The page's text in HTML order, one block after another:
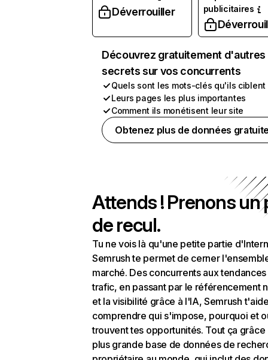
Déverrouiller
publicitaires
Découvrez gratuitement d'autres
secrets sur vos concurrents
Quels sont les mots-clés qu'ils ciblent
Leurs pages les plus importantes
Comment ils monétisent leur site
Obtenez plus de données
Attends ! Prenons un
de recul.
Tu ne vois là qu'une petite partie
Semrush te permet de cerner
marché. Des concurrents aux
trafic, en passant par le référencement
et la visibilité grâce à l'IA, Semrush
comprendre qui s'impose, pourquoi et
trouvent tes opportunités. Tout ça grâce
plus grande base de données de